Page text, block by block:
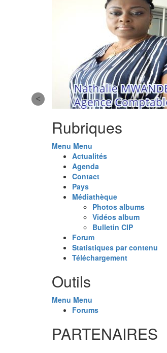
Rubriques
Menu Menu
Actualités
Agenda
Contact
Pays
Médiathèque
Photos albums
Vidéos album
Bulletin CIP
Forum
Statistiques par contenu
Téléchargement
Outils
Menu Menu
Forums
PARTENAIRES